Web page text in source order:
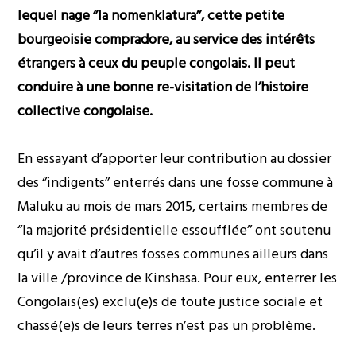
lequel nage ‘’la nomenklatura’’, cette petite
bourgeoisie compradore, au service des intérêts
étrangers à ceux du peuple congolais. Il peut
conduire à une bonne re-visitation de l’histoire
collective congolaise.
En essayant d’apporter leur contribution au dossier
des ‘’indigents’’ enterrés dans une fosse commune à
Maluku au mois de mars 2015, certains membres de
‘’la majorité présidentielle essoufflée’’ ont soutenu
qu’il y avait d’autres fosses communes ailleurs dans
la ville /province de Kinshasa. Pour eux, enterrer les
Congolais(es) exclu(e)s de toute justice sociale et
chassé(e)s de leurs terres n’est pas un problème.